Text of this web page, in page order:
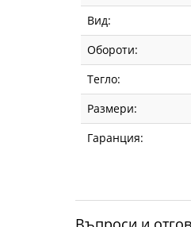
Вид:
Обороти:
Тегло:
Размери:
Гаранция: